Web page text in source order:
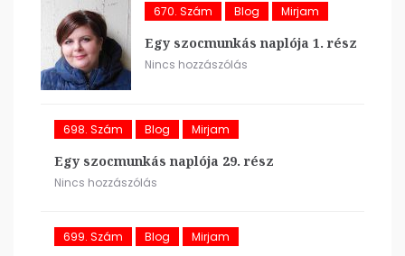
670. Szám Blog Mirjam
Egy szocmunkás naplója 1. rész
Nincs hozzászólás
698. Szám Blog Mirjam
Egy szocmunkás naplója 29. rész
Nincs hozzászólás
699. Szám Blog Mirjam